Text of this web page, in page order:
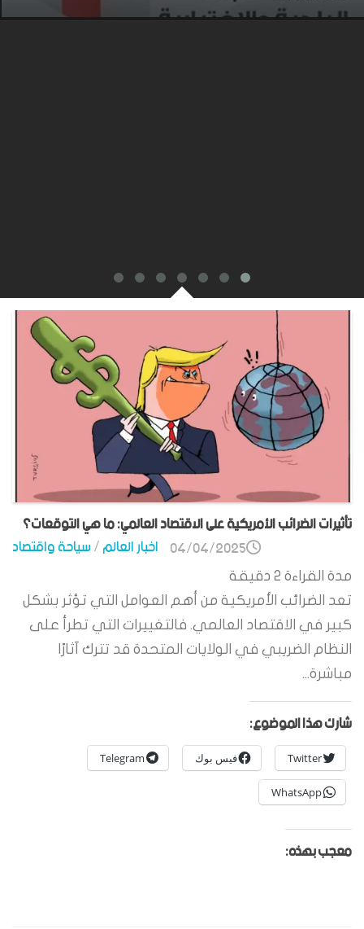
تأثيرات الضرائب الأمريكية على الاقتصاد العالمي: ما هي التوقعات؟
اخبار العالم/سياحة واقتصاد 04/04/2025
مدة القراءة 2 دقيقة
تعد الضرائب الأمريكية من أهم العوامل التي تؤثر بشكل
كبير في الاقتصاد العالمي. فالتغييرات التي تطرأ على
النظام الضريبي في الولايات المتحدة قد تترك آثارًا
مباشرة...
شارك هذا الموضوع:
Twitter فيس بوك Telegram
WhatsApp
معجب بهذه: